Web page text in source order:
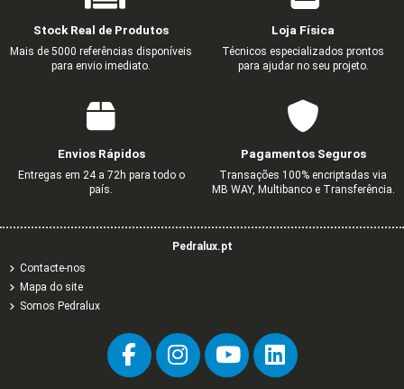
Stock Real de Produtos
Mais de 5000 referências disponíveis
para envio imediato.
Loja Física
Técnicos especializados prontos
para ajudar no seu projeto.
Envios Rápidos
Entregas em 24 a 72h para todo o
país.
Pagamentos Seguros
Transações 100% encriptadas via
MB WAY, Multibanco e Transferência.
Pedralux.pt
Contacte-nos
Mapa do site
Somos Pedralux